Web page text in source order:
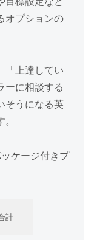
オプションの
「上達してい
ーに相談する
そうになる英
ケージ付きプ
計